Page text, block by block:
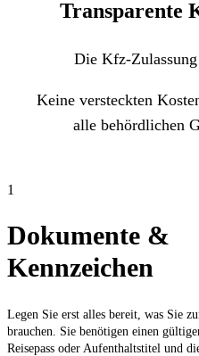
Transparente
Die Kfz-
Keine versteckten
alle behördlichen
1
Dokumente &
Kennzeichen
Legen Sie erst alles bereit, was Sie
brauchen. Sie benötigen einen
Reisepass oder Aufenthaltstitel und